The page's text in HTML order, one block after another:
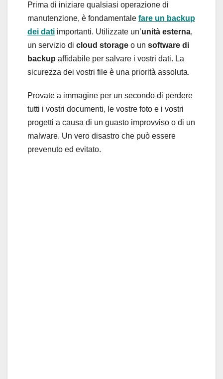
Prima di iniziare qualsiasi operazione di
manutenzione, è fondamentale fare un backup
dei dati importanti. Utilizzate un’unità esterna,
un servizio di cloud storage o un software di
backup affidabile per salvare i vostri dati. La
sicurezza dei vostri file è una priorità assoluta.
Provate a immagine per un secondo di perdere
tutti i vostri documenti, le vostre foto e i vostri
progetti a causa di un guasto improvviso o di un
malware. Un vero disastro che può essere
prevenuto ed evitato.